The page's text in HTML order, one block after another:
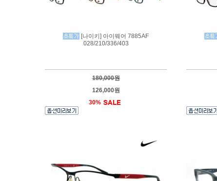
[나이키] 아이웨어 7885AF
028/210/336/403
180,000원
126,000원
30%